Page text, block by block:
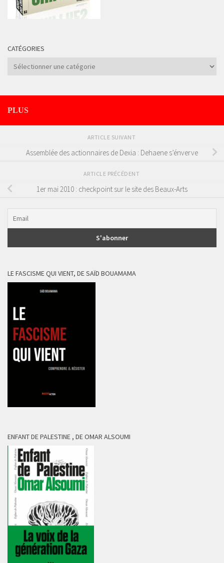
CATÉGORIES
Catégories
PLUS
ARTICLE SUIVANT
Assemblée des actionnaires de Dexia : Dehaene s’énverve
ARTICLE PRÉCÉDENT
1er mai 2010 : checkpoint sur le site des Beaux-Arts
LE FASCISME QUI VIENT, DE SAÏD BOUAMAMA
ENFANT DE PALESTINE , DE OMAR ALSOUMI